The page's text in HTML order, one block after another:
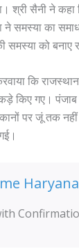
श्री सैनी ने
समस्या का
समस्या को
कि
किए गए।
पर जूं तक
Haryana